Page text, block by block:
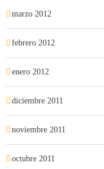
marzo 2012
febrero 2012
enero 2012
diciembre 2011
noviembre 2011
octubre 2011